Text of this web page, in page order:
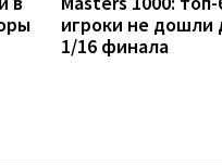
игроки не дошли
1/16 финала